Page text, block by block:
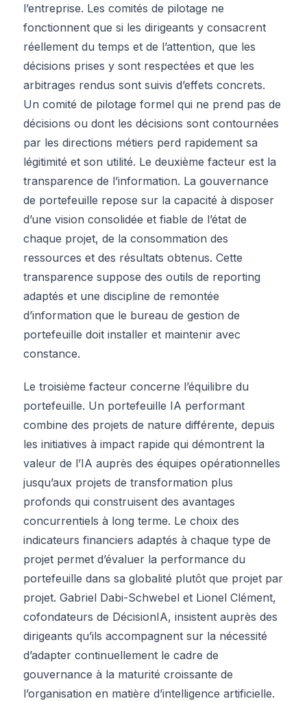
l’entreprise. Les comités de pilotage ne
fonctionnent que si les dirigeants y consacrent
réellement du temps et de l’attention, que les
décisions prises y sont respectées et que les
arbitrages rendus sont suivis d’effets concrets.
Un comité de pilotage formel qui ne prend pas de
décisions ou dont les décisions sont contournées
par les directions métiers perd rapidement sa
légitimité et son utilité. Le deuxième facteur est la
transparence de l’information. La gouvernance
de portefeuille repose sur la capacité à disposer
d’une vision consolidée et fiable de l’état de
chaque projet, de la consommation des
ressources et des résultats obtenus. Cette
transparence suppose des outils de reporting
adaptés et une discipline de remontée
d’information que le bureau de gestion de
portefeuille doit installer et maintenir avec
constance.
Le troisième facteur concerne l’équilibre du
portefeuille. Un portefeuille IA performant
combine des projets de nature différente, depuis
les initiatives à impact rapide qui démontrent la
valeur de l’IA auprès des équipes opérationnelles
jusqu’aux projets de transformation plus
profonds qui construisent des avantages
concurrentiels à long terme. Le choix des
indicateurs financiers adaptés à chaque type de
projet permet d’évaluer la performance du
portefeuille dans sa globalité plutôt que projet par
projet. Gabriel Dabi-Schwebel et Lionel Clément,
cofondateurs de DécisionIA, insistent auprès des
dirigeants qu’ils accompagnent sur la nécessité
d’adapter continuellement le cadre de
gouvernance à la maturité croissante de
l’organisation en matière d’intelligence artificielle.